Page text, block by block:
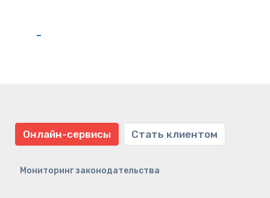
Онлайн-сервисы Стать клиентом
Мониторинг законодательства